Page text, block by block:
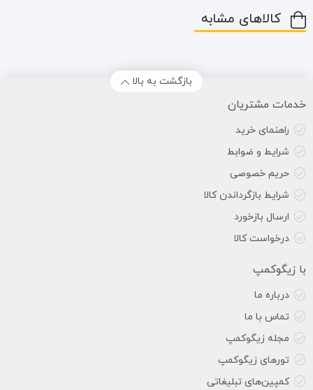
کالاهای مشابه
بازگشت به بالا
خدمات مشتریان
راهنمای خرید
شرایط و ضوابط
حریم خصوصی
شرایط بازگرداندن کالا
ارسال بازخورد
درخواست کالا
با زیگوکمپ
درباره ما
تماس با ما
مجله زیگوکمپ
تورهای زیگوکمپ
کمپین‌های تبلیغاتی